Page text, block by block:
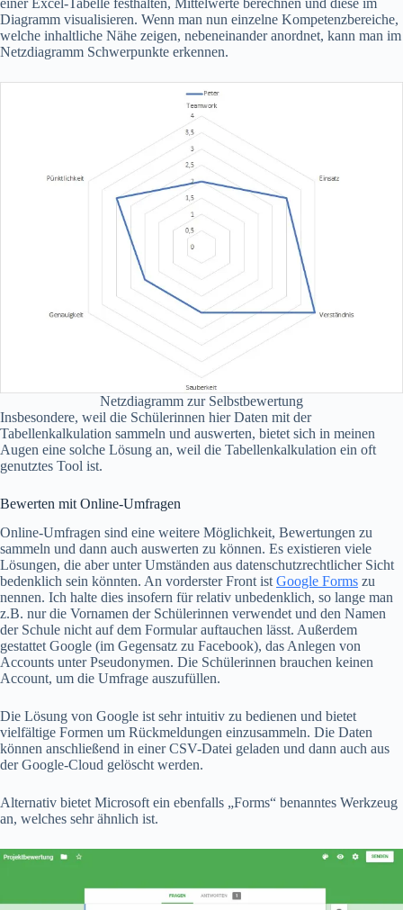
Diagramm visualisieren. Wenn man nun einzelne Kompetenzbereiche,
welche inhaltliche Nähe zeigen, nebeneinander anordnet, kann man im
Netzdiagramm Schwerpunkte erkennen.
Netzdiagramm zur Selbstbewertung
Insbesondere, weil die Schülerinnen hier Daten mit der
Tabellenkalkulation sammeln und auswerten, bietet sich in meinen
Augen eine solche Lösung an, weil die Tabellenkalkulation ein oft
genutztes Tool ist.
Bewerten mit Online-Umfragen
Online-Umfragen sind eine weitere Möglichkeit, Bewertungen zu
sammeln und dann auch auswerten zu können. Es existieren viele
Lösungen, die aber unter Umständen aus datenschutzrechtlicher Sicht
bedenklich sein könnten. An vorderster Front ist Google Forms zu
nennen. Ich halte dies insofern für relativ unbedenklich, so lange man
z.B. nur die Vornamen der Schülerinnen verwendet und den Namen
der Schule nicht auf dem Formular auftauchen lässt. Außerdem
gestattet Google (im Gegensatz zu Facebook), das Anlegen von
Accounts unter Pseudonymen. Die Schülerinnen brauchen keinen
Account, um die Umfrage auszufüllen.
Die Lösung von Google ist sehr intuitiv zu bedienen und bietet
vielfältige Formen um Rückmeldungen einzusammeln. Die Daten
können anschließend in einer CSV-Datei geladen und dann auch aus
der Google-Cloud gelöscht werden.
Alternativ bietet Microsoft ein ebenfalls „Forms“ benanntes Werkzeug
an, welches sehr ähnlich ist.